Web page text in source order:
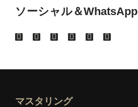
ソーシャル＆WhatsApp
マスタリング